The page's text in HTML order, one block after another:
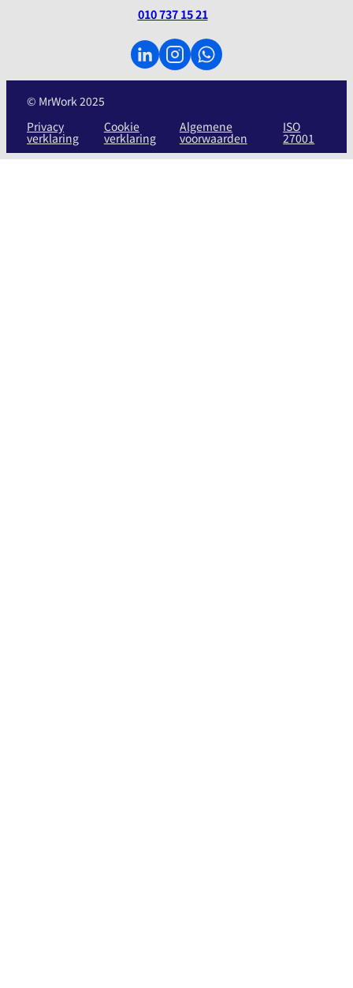
010 737 15 21
© MrWork 2025
Privacy
verklaring
Cookie
verklaring
Algemene
voorwaarden
ISO
27001